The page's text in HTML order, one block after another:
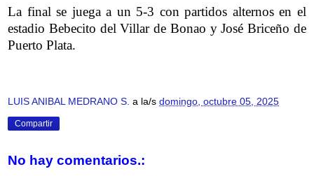
La final se juega a un 5-3 con partidos alternos en el
estadio Bebecito del Villar de Bonao y José Briceño de
Puerto Plata.
LUIS ANIBAL MEDRANO S. a la/s domingo, octubre 05, 2025
Compartir
No hay comentarios.: